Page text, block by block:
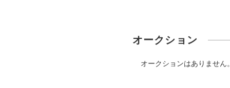
オークション
オークションはありません。